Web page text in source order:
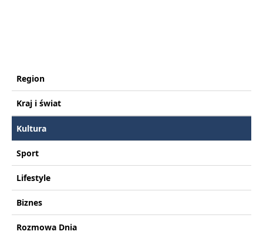
Region
Kraj i świat
Kultura
Sport
Lifestyle
Biznes
Rozmowa Dnia